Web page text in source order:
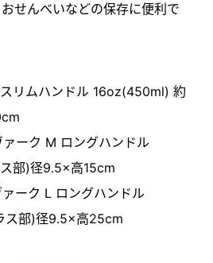
せんべいなどの保存に便利で
リムハンドル 16oz(450ml) 約
ーク M ロングハンドル
部)径9.5×高15cm
ーク L ロングハンドル
ス部)径9.5×高25cm